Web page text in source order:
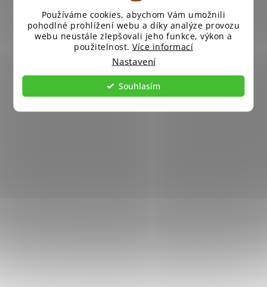
Používáme cookies, abychom Vám umožnili
pohodlné prohlížení webu a díky analýze provozu
webu neustále zlepšovali jeho funkce, výkon a
použitelnost. Více informací
Nastavení
Souhlasím